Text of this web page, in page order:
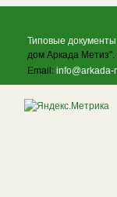
Типовые документы
дом Аркада
Email: info@arkada-